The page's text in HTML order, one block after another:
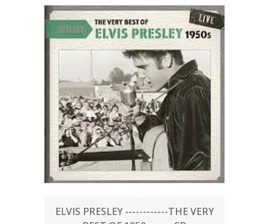
ELVIS PRESLEY ------------THE VERY